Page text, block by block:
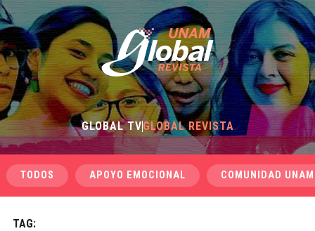
GLOBAL TVGLOBAL REVISTA
TODOS APOYO EMOCIONAL COMUNIDAD UNAM
TAG: